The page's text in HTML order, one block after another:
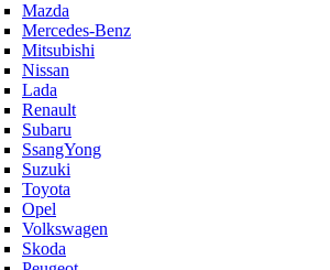
Mazda
Mercedes-Benz
Mitsubishi
Nissan
Lada
Renault
Subaru
SsangYong
Suzuki
Toyota
Opel
Volkswagen
Skoda